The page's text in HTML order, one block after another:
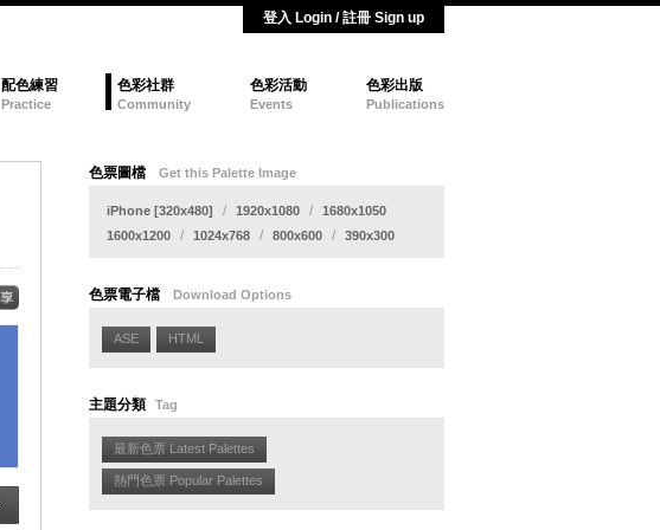
登入 Login / 註冊 Sign up
配色練習
Practice
色彩社群
Community
色彩活動
Events
色彩出版
Publications
色票圖檔 Get this Palette Image
iPhone [320x480] / 1920x1080 /
1680x1050
1600x1200
/ 1024x768 / 800x600 / 390x300
色票電子檔 Download Options
ASE HTML
主題分類 Tag
最新色票 Latest Palettes
熱門色票 Popular Palettes